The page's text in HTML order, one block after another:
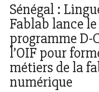
Sénégal :
Fablab lance le
programme D-
l’OIF pour
métiers de la
numérique